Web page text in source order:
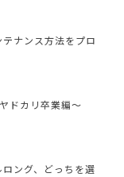
ナンス方法をプロ
ドカリ卒業編〜
ング、どっちを選